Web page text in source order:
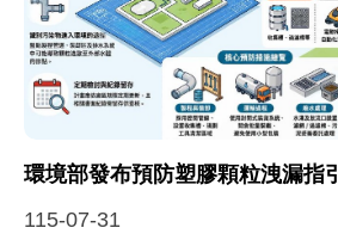
環境部發布預防塑膠顆粒洩漏指引
115-07-31